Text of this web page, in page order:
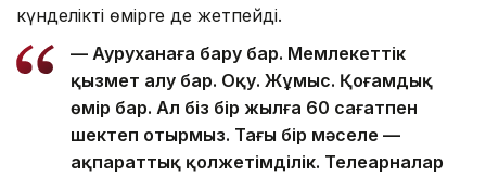
күнделікті өмірге де жетпейді.
— Ауруханаға бару бар. Мемлекеттік
қызмет алу бар. Оқу. Жұмыс. Қоғамдық
өмір бар. Ал біз бір жылға 60 сағатпен
шектеп отырмыз. Тағы бір мәселе —
ақпараттық қолжетімділік. Телеарналар